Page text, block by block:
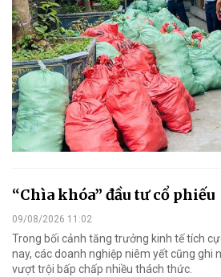
“Chìa khóa” đầu tư cổ phiếu
09/08/2026 11:02
Trong bối cảnh tăng trưởng kinh tế tích
nay, các doanh nghiệp niêm yết cũng ghi
vượt trội bấp chấp nhiều thách thức.